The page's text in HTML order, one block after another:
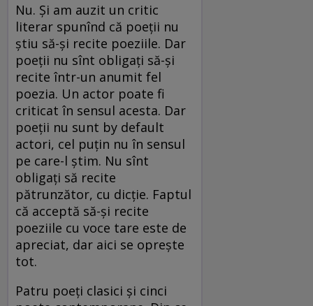
Nu. Și am auzit un critic
literar spunînd că poeții nu
știu să-și recite poeziile. Dar
poeții nu sînt obligați să-și
recite într-un anumit fel
poezia. Un actor poate fi
criticat în sensul acesta. Dar
poeții nu sunt by default
actori, cel puțin nu în sensul
pe care-l știm. Nu sînt
obligați să recite
pătrunzător, cu dicție. Faptul
că acceptă să-și recite
poeziile cu voce tare este de
apreciat, dar aici se oprește
tot.
Patru poeți clasici și cinci